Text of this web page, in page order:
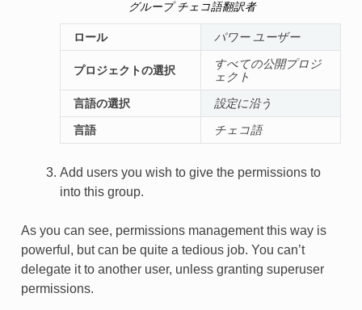
グループ チェコ語翻訳者
ロール パワー ユーザー
プロジェクトの選択
すべての公開プロジ
ェクト
言語の選択 設定に沿う
言語 チェコ語
Add users you wish to give the permissions to
into this group.
As you can see, permissions management this way is
powerful, but can be quite a tedious job. You can’t
delegate it to another user, unless granting superuser
permissions.